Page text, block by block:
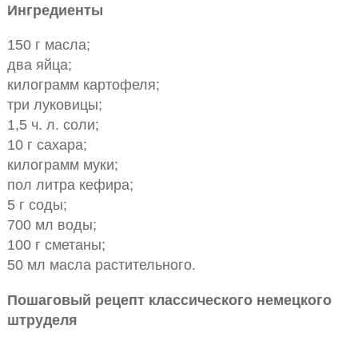
Ингредиенты
150 г масла;
два яйца;
килограмм картофеля;
три луковицы;
1,5 ч. л. соли;
10 г сахара;
килограмм муки;
пол литра кефира;
5 г соды;
700 мл воды;
100 г сметаны;
50 мл масла растительного.
Пошаговый рецепт классического немецкого
штруделя